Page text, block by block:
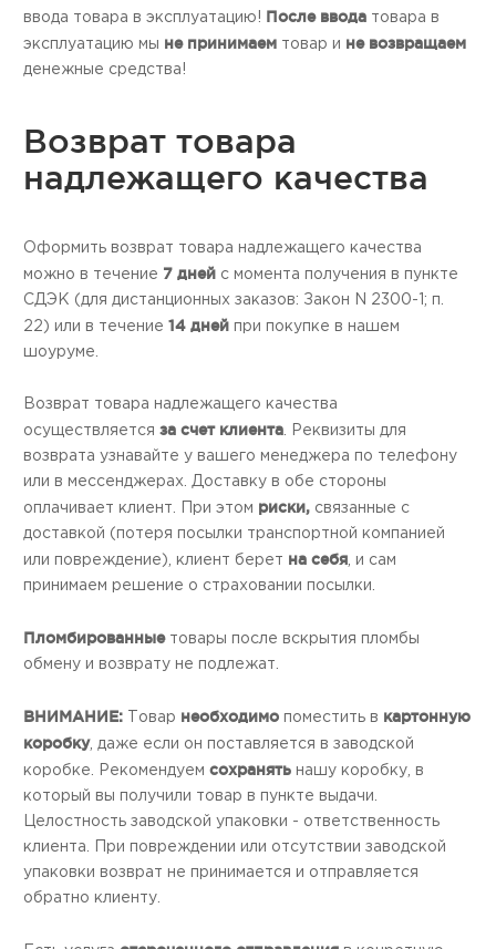
ввода товара в эксплуатацию! После ввода товара в
эксплуатацию мы не принимаем товар и не возвращаем
денежные средства!
Возврат товара
надлежащего качества
Оформить возврат товара надлежащего качества
можно в течение 7 дней с момента получения в пункте
СДЭК (для дистанционных заказов: Закон N 2300-1; п.
22) или в течение14 дней при покупке в нашем
шоуруме.
Возврат товара надлежащего качества
осуществляетсяза счет клиента . Реквизиты для
возврата узнавайте у вашего менеджера по телефону
или в мессенджерах. Доставку в обе стороны
оплачивает клиент. При этом риски, связанные с
доставкой (потеря посылки транспортной компанией
или повреждение), клиент берет на себя , и сам
принимаем решение о страховании посылки.
Пломбированныетовары после вскрытия пломбы
обмену и возврату не подлежат.
ВНИМАНИЕ: Товар необходимо поместить в картонную
коробку, даже если он поставляется в заводской
коробке. Рекомендуемсохранять нашу коробку, в
который вы получили товар в пункте выдачи.
Целостность заводской упаковки - ответственность
клиента. При повреждении или отсутствии заводской
упаковки возврат не принимается и отправляется
обратно клиенту.